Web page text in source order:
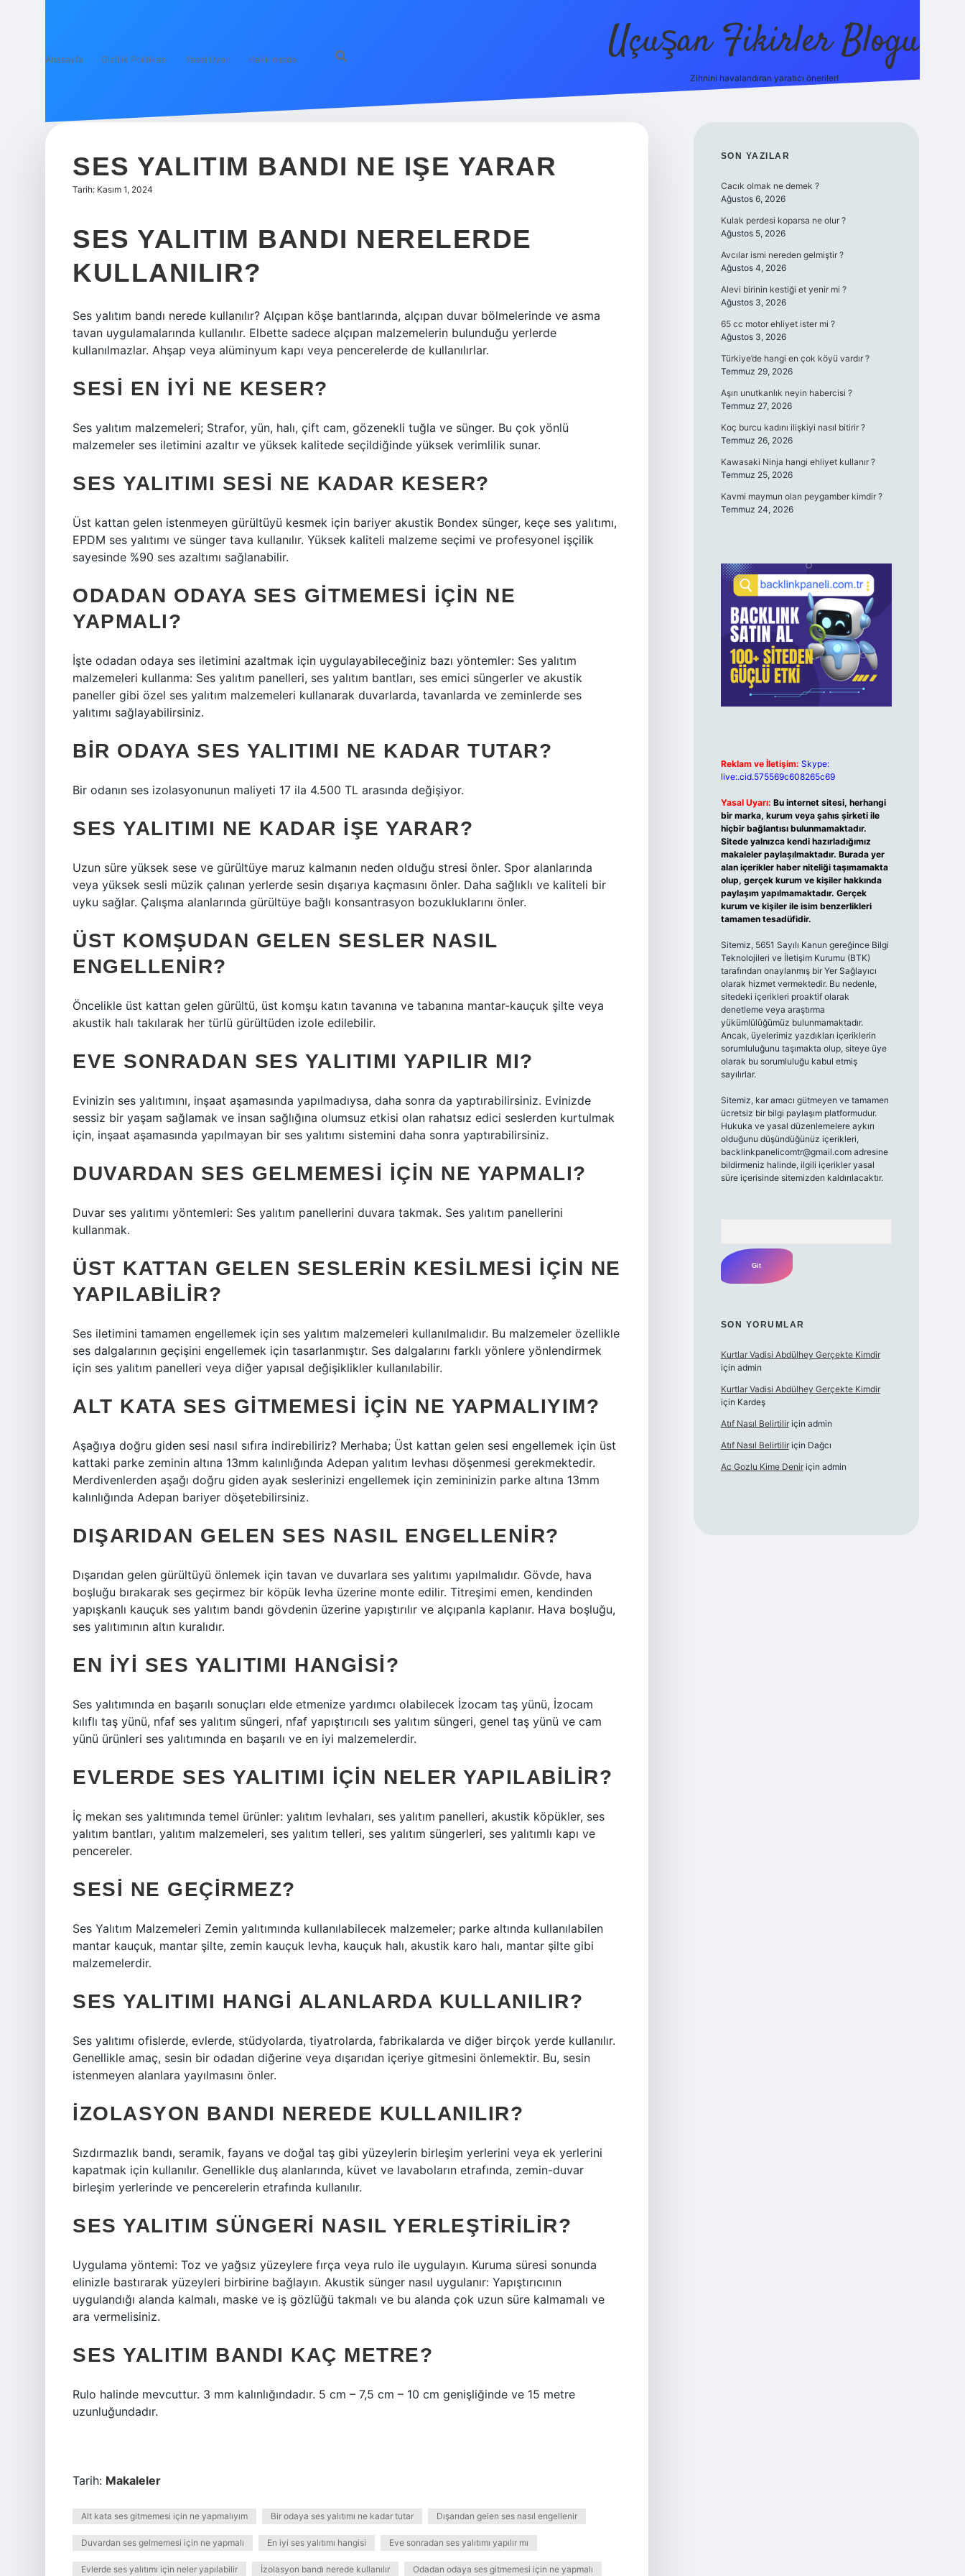
Anasayfa Gizlilik Politikası Yasal Uyarı Hakkımızda Uçuşan Fikirler Blogu
Zihnini havalandıran yaratıcı öneriler!
SES YALITIM BANDI NE IŞE YARAR
Tarih: Kasım 1, 2024
SES YALITIM BANDI NERELERDE
KULLANILIR?
Ses yalıtım bandı nerede kullanılır? Alçıpan köşe bantlarında, alçıpan duvar bölmelerinde ve asma
tavan uygulamalarında kullanılır. Elbette sadece alçıpan malzemelerin bulunduğu yerlerde
kullanılmazlar. Ahşap veya alüminyum kapı veya pencerelerde de kullanılırlar.
SESI EN IYI NE KESER?
Ses yalıtım malzemeleri; Strafor, yün, halı, çift cam, gözenekli tuğla ve sünger. Bu çok yönlü
malzemeler ses iletimini azaltır ve yüksek kalitede seçildiğinde yüksek verimlilik sunar.
SES YALITIMI SESI NE KADAR KESER?
Üst kattan gelen istenmeyen gürültüyü kesmek için bariyer akustik Bondex sünger, keçe ses yalıtımı,
EPDM ses yalıtımı ve sünger tava kullanılır. Yüksek kaliteli malzeme seçimi ve profesyonel işçilik
sayesinde %90 ses azaltımı sağlanabilir.
ODADAN ODAYA SES GITMEMESI IÇIN NE
YAPMALI?
İşte odadan odaya ses iletimini azaltmak için uygulayabileceğiniz bazı yöntemler: Ses yalıtım
malzemeleri kullanma: Ses yalıtım panelleri, ses yalıtım bantları, ses emici süngerler ve akustik
paneller gibi özel ses yalıtım malzemeleri kullanarak duvarlarda, tavanlarda ve zeminlerde ses
yalıtımı sağlayabilirsiniz.
BIR ODAYA SES YALITIMI NE KADAR TUTAR?
Bir odanın ses izolasyonunun maliyeti 17 ila 4.500 TL arasında değişiyor.
SES YALITIMI NE KADAR IŞE YARAR?
Uzun süre yüksek sese ve gürültüye maruz kalmanın neden olduğu stresi önler. Spor alanlarında
veya yüksek sesli müzik çalınan yerlerde sesin dışarıya kaçmasını önler. Daha sağlıklı ve kaliteli bir
uyku sağlar. Çalışma alanlarında gürültüye bağlı konsantrasyon bozukluklarını önler.
ÜST KOMŞUDAN GELEN SESLER NASIL
ENGELLENIR?
Öncelikle üst kattan gelen gürültü, üst komşu katın tavanına ve tabanına mantar-kauçuk şilte veya
akustik halı takılarak her türlü gürültüden izole edilebilir.
EVE SONRADAN SES YALITIMI YAPILIR MI?
Evinizin ses yalıtımını, inşaat aşamasında yapılmadıysa, daha sonra da yaptırabilirsiniz. Evinizde
sessiz bir yaşam sağlamak ve insan sağlığına olumsuz etkisi olan rahatsız edici seslerden kurtulmak
için, inşaat aşamasında yapılmayan bir ses yalıtımı sistemini daha sonra yaptırabilirsiniz.
DUVARDAN SES GELMEMESI IÇIN NE YAPMALI?
Duvar ses yalıtımı yöntemleri: Ses yalıtım panellerini duvara takmak. Ses yalıtım panellerini
kullanmak.
ÜST KATTAN GELEN SESLERIN KESILMESI IÇIN NE
YAPILABILIR?
Ses iletimini tamamen engellemek için ses yalıtım malzemeleri kullanılmalıdır. Bu malzemeler özellikle
ses dalgalarının geçişini engellemek için tasarlanmıştır. Ses dalgalarını farklı yönlere yönlendirmek
için ses yalıtım panelleri veya diğer yapısal değişiklikler kullanılabilir.
ALT KATA SES GITMEMESI IÇIN NE YAPMALIYIM?
Aşağıya doğru giden sesi nasıl sıfıra indirebiliriz? Merhaba; Üst kattan gelen sesi engellemek için üst
kattaki parke zeminin altına 13mm kalınlığında Adepan yalıtım levhası döşenmesi gerekmektedir.
Merdivenlerden aşağı doğru giden ayak seslerinizi engellemek için zemininizin parke altına 13mm
kalınlığında Adepan bariyer döşetebilirsiniz.
DIŞARIDAN GELEN SES NASIL ENGELLENIR?
Dışarıdan gelen gürültüyü önlemek için tavan ve duvarlara ses yalıtımı yapılmalıdır. Gövde, hava
boşluğu bırakarak ses geçirmez bir köpük levha üzerine monte edilir. Titreşimi emen, kendinden
yapışkanlı kauçuk ses yalıtım bandı gövdenin üzerine yapıştırılır ve alçıpanla kaplanır. Hava boşluğu,
ses yalıtımının altın kuralıdır.
EN IYI SES YALITIMI HANGISI?
Ses yalıtımında en başarılı sonuçları elde etmenize yardımcı olabilecek İzocam taş yünü, İzocam
kılıflı taş yünü, nfaf ses yalıtım süngeri, nfaf yapıştırıcılı ses yalıtım süngeri, genel taş yünü ve cam
yünü ürünleri ses yalıtımında en başarılı ve en iyi malzemelerdir.
EVLERDE SES YALITIMI IÇIN NELER YAPILABILIR?
İç mekan ses yalıtımında temel ürünler: yalıtım levhaları, ses yalıtım panelleri, akustik köpükler, ses
yalıtım bantları, yalıtım malzemeleri, ses yalıtım telleri, ses yalıtım süngerleri, ses yalıtımlı kapı ve
pencereler.
SESI NE GEÇIRMEZ?
Ses Yalıtım Malzemeleri Zemin yalıtımında kullanılabilecek malzemeler; parke altında kullanılabilen
mantar kauçuk, mantar şilte, zemin kauçuk levha, kauçuk halı, akustik karo halı, mantar şilte gibi
malzemelerdir.
SES YALITIMI HANGI ALANLARDA KULLANILIR?
Ses yalıtımı ofislerde, evlerde, stüdyolarda, tiyatrolarda, fabrikalarda ve diğer birçok yerde kullanılır.
Genellikle amaç, sesin bir odadan diğerine veya dışarıdan içeriye gitmesini önlemektir. Bu, sesin
istenmeyen alanlara yayılmasını önler.
İZOLASYON BANDI NEREDE KULLANILIR?
Sızdırmazlık bandı, seramik, fayans ve doğal taş gibi yüzeylerin birleşim yerlerini veya ek yerlerini
kapatmak için kullanılır. Genellikle duş alanlarında, küvet ve lavaboların etrafında, zemin-duvar
birleşim yerlerinde ve pencerelerin etrafında kullanılır.
SES YALITIM SÜNGERI NASIL YERLEŞTIRILIR?
Uygulama yöntemi: Toz ve yağsız yüzeylere fırça veya rulo ile uygulayın. Kuruma süresi sonunda
elinizle bastırarak yüzeyleri birbirine bağlayın. Akustik sünger nasıl uygulanır: Yapıştırıcının
uygulandığı alanda kalmalı, maske ve iş gözlüğü takmalı ve bu alanda çok uzun süre kalmamalı ve
ara vermelisiniz.
SES YALITIM BANDI KAÇ METRE?
Rulo halinde mevcuttur. 3 mm kalınlığındadır. 5 cm – 7,5 cm – 10 cm genişliğinde ve 15 metre
uzunluğundadır.
Tarih: Makaleler
Alt kata ses gitmemesi için ne yapmalıyım Bir odaya ses yalıtımı ne kadar tutar Dışarıdan gelen ses nasıl engellenir
Duvardan ses gelmemesi için ne yapmalı En iyi ses yalıtımı hangisi Eve sonradan ses yalıtımı yapılır mı
Evlerde ses yalıtımı için neler yapılabilir İzolasyon bandı nerede kullanılır Odadan odaya ses gitmemesi için ne yapmalı
SIDEBAR
SON YAZILAR
Cacık olmak ne demek ?
Ağustos 6, 2026
Kulak perdesi koparsa ne olur ?
Ağustos 5, 2026
Avcılar ismi nereden gelmiştir ?
Ağustos 4, 2026
Alevi birinin kestiği et yenir mi ?
Ağustos 3, 2026
65 cc motor ehliyet ister mi ?
Ağustos 3, 2026
Türkiye’de hangi en çok köyü vardır ?
Temmuz 29, 2026
Aşırı unutkanlık neyin habercisi ?
Temmuz 27, 2026
Koç burcu kadını ilişkiyi nasıl bitirir ?
Temmuz 26, 2026
Kawasaki Ninja hangi ehliyet kullanır ?
Temmuz 25, 2026
Kavmi maymun olan peygamber kimdir ?
Temmuz 24, 2026
Reklam ve İletişim: Skype:
live:.cid.575569c608265c69
Yasal Uyarı: Bu internet sitesi, herhangi
bir marka, kurum veya şahıs şirketi ile
hiçbir bağlantısı bulunmamaktadır.
Sitede yalnızca kendi hazırladığımız
makaleler paylaşılmaktadır. Burada yer
alan içerikler haber niteliği taşımamakta
olup, gerçek kurum ve kişiler hakkında
paylaşım yapılmamaktadır. Gerçek
kurum ve kişiler ile isim benzerlikleri
tamamen tesadüfidir.
Sitemiz, 5651 Sayılı Kanun gereğince Bilgi
Teknolojileri ve İletişim Kurumu (BTK)
tarafından onaylanmış bir Yer Sağlayıcı
olarak hizmet vermektedir. Bu nedenle,
sitedeki içerikleri proaktif olarak
denetleme veya araştırma
yükümlülüğümüz bulunmamaktadır.
Ancak, üyelerimiz yazdıkları içeriklerin
sorumluluğunu taşımakta olup, siteye üye
olarak bu sorumluluğu kabul etmiş
sayılırlar.
Sitemiz, kar amacı gütmeyen ve tamamen
ücretsiz bir bilgi paylaşım platformudur.
Hukuka ve yasal düzenlemelere aykırı
olduğunu düşündüğünüz içerikleri,
backlinkpanelicomtr@gmail.comadresine
bildirmeniz halinde, ilgili içerikler yasal
süre içerisinde sitemizden kaldırılacaktır.
SON YORUMLAR
Kurtlar Vadisi Abdülhey Gerçekte Kimdir
için admin
Kurtlar Vadisi Abdülhey Gerçekte Kimdir
için Kardeş
Atıf Nasıl Belirtiliriçin admin
Atıf Nasıl Belirtiliriçin Dağcı
Ac Gozlu Kime Deniriçin admin